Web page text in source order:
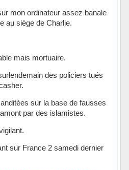
mon ordinateur assez banale
au siège de Charlie.
mais mortuaire.
des policiers tués
sur la base de fausses
par des islamistes.
sur France 2 samedi dernier